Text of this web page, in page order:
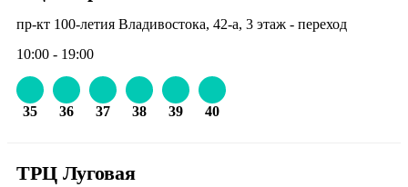
пр-кт 100-летия Владивостока, 42-а, 3 этаж - переход
10:00 - 19:00
35 36 37 38 39 40
ТРЦ Луговая